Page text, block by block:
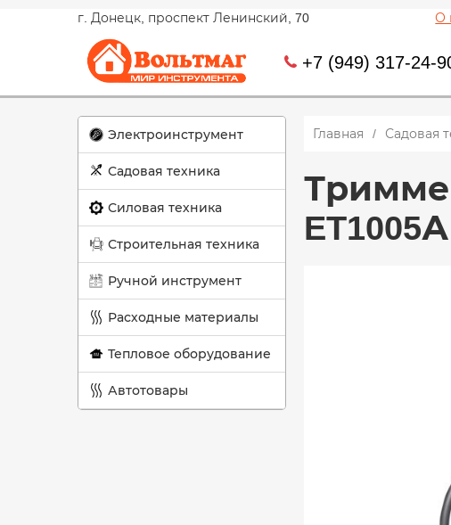
г. Донецк, проспект Ленинский, 70 О
+7 (949) 317-24-
Электроинструмент
Садовая техника
Силовая техника
Строительная техника
Ручной инструмент
Расходные материалы
Тепловое оборудование
Автотовары
Главная Садовая
ET1005А